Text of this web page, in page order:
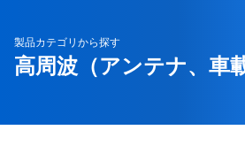
製品カテゴリから探す
高周波（アンテナ、車